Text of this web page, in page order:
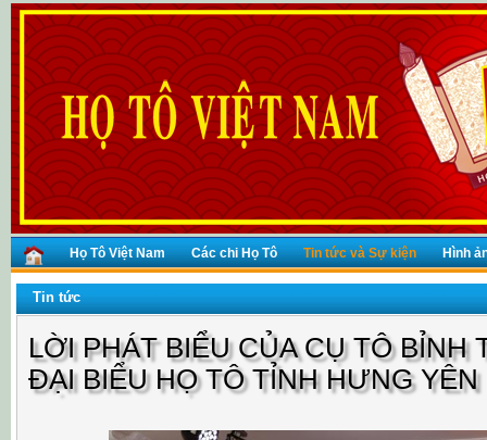
Họ Tô Việt Nam Các chi Họ Tô Tin tức và Sự kiện Hình
Tin tức
LỜI PHÁT BIỂU CỦA CỤ TÔ BỈNH
ĐẠI BIỂU HỌ TÔ TỈNH HƯNG YÊN